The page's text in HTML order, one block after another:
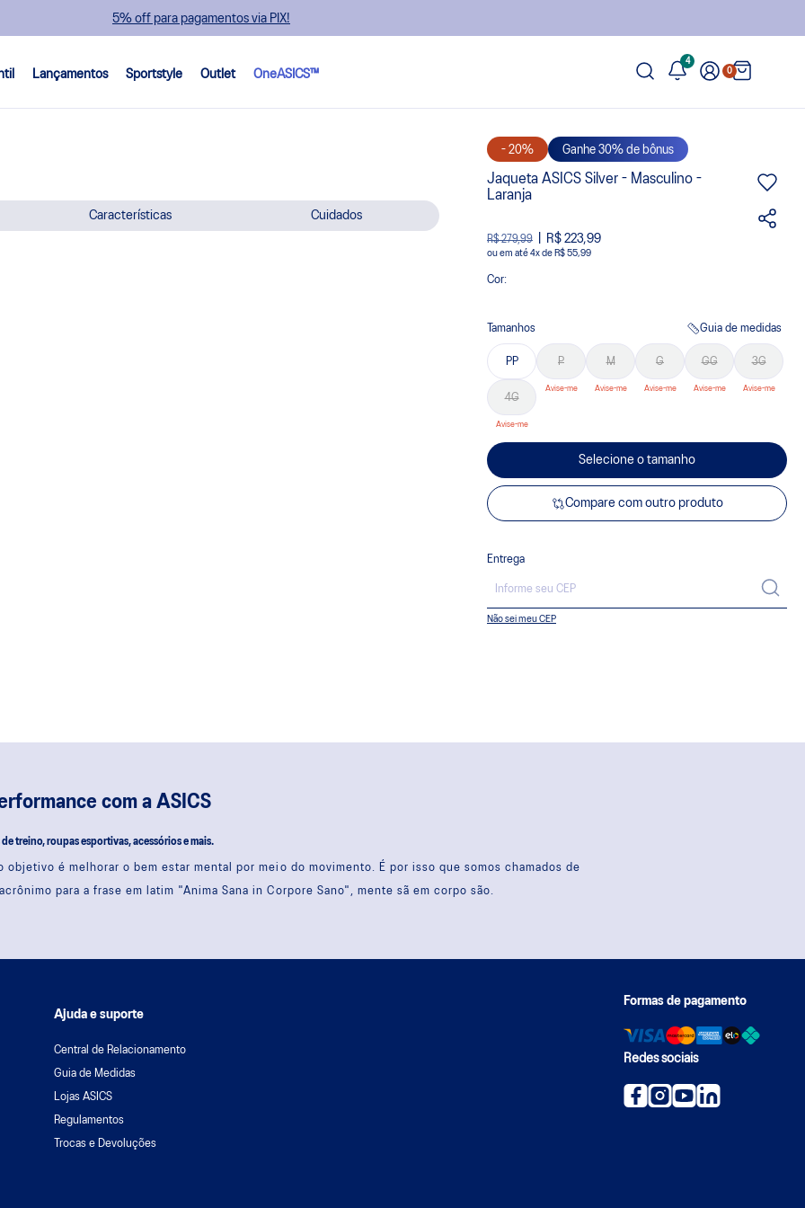
5% off para pagamentos via PIX!
Lançamentos Sportstyle Outlet OneASICS™
4
0
Características Cuidados
- 20% Ganhe 30% de bônus
Jaqueta ASICS Silver - Masculino -
Laranja
R$ 279,99 R$ 223,99
ou 4x de R$ 55,99
Cor:
Tamanhos Guia de medidas
PP P M G GG 3G
4G
Selecione o tamanho
Compare com outro produto
Entrega
Não sei meu CEP
com a ASICS
de treino, roupas esportivas, acessórios e mais.
objetivo é melhorar o bem estar mental por meio do movimento. É por isso que somos chamados de
para a frase em latim "Anima Sana in Corpore Sano", mente sã em corpo são.
Ajuda e suporte
Central de Relacionamento
Guia de Medidas
Lojas ASICS
Regulamentos
Trocas e Devoluções
Formas de pagamento
Redes sociais